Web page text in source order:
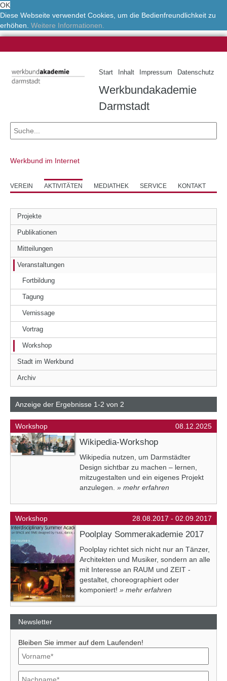
OK
Diese Webseite verwendet Cookies, um die Bedienfreundlichkeit zu
erhöhen. Weitere Informationen.
Start Inhalt Impressum Datenschutz
Werkbundakademie
Darmstadt
Werkbund im Internet
VEREIN AKTIVITÄTEN MEDIATHEK SERVICE KONTAKT
Projekte
Publikationen
Mitteilungen
Veranstaltungen
Fortbildung
Tagung
Vernissage
Vortrag
Workshop
Stadt im Werkbund
Archiv
Anzeige der Ergebnisse 1-2 von 2
Workshop 08.12.2025
Wikipedia-Workshop
Wikipedia nutzen, um Darmstädter
Design sichtbar zu machen – lernen,
mitzugestalten und ein eigenes Projekt
anzulegen. » mehr erfahren
Workshop 28.08.2017 - 02.09.2017
Poolplay Sommerakademie 2017
Poolplay richtet sich nicht nur an Tänzer,
Architekten und Musiker, sondern an alle
mit Interesse an RAUM und ZEIT -
gestaltet, choreographiert oder
komponiert! » mehr erfahren
Newsletter
Bleiben Sie immer auf dem Laufenden!